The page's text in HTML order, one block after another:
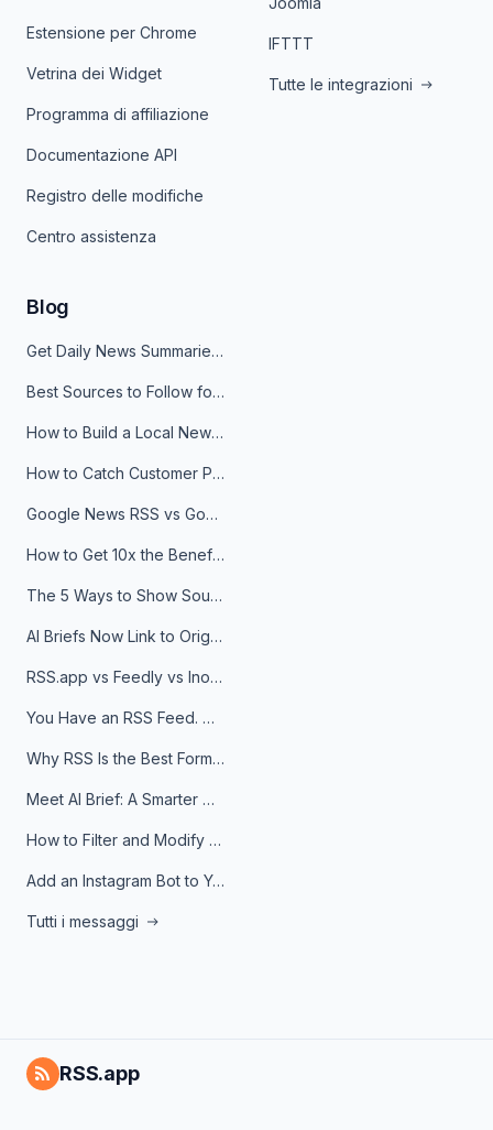
Estensione per Chrome
Vetrina dei Widget
Programma di affiliazione
Documentazione API
Registro delle modifiche
Centro assistenza
IFTTT
Tutte le integrazioni
Blog
Get Daily News Summaries About Any Topic in Telegram, Discord, Slack, and Email
Best Sources to Follow for Crypto News in Your Reader (2026)
How to Build a Local News Hub That Updates Itself
How to Catch Customer Problems Before They Become Support Tickets
Google News RSS vs Google Alerts: Which Is Better for News Monitoring?
How to Get 10x the Benefits of Google Alerts
The 5 Ways to Show Sources in Your AI Brief, And When to Use Each
AI Briefs Now Link to Original Sources. Here's Why It Matters
RSS.app vs Feedly vs Inoreader: Which One Is Actually Right for You?
You Have an RSS Feed. Now What?
Why RSS Is the Best Format for AI Agents in 2026
Meet AI Brief: A Smarter Way to Stay on Top of Information
How to Filter and Modify RSS Feeds
Add an Instagram Bot to Your Telegram Channel, Group, or Topic
Tutti i messaggi
RSS.app